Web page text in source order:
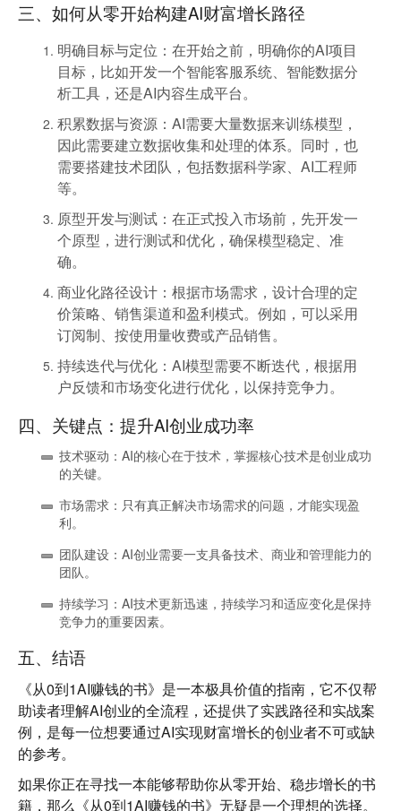
三、如何从零开始构建AI财富增长路径
明确目标与定位 ：在开始之前，明确你的AI项目
目标，比如开发一个智能客服系统、智能数据分
析工具，还是AI内容生成平台。
积累数据与资源 ：AI需要大量数据来训练模型，
因此需要建立数据收集和处理的体系。同时，也
需要搭建技术团队，包括数据科学家、AI工程师
等。
原型开发与测试 ：在正式投入市场前，先开发一
个原型，进行测试和优化，确保模型稳定、准
确。
商业化路径设计 ：根据市场需求，设计合理的定
价策略、销售渠道和盈利模式。例如，可以采用
订阅制、按使用量收费或产品销售。
持续迭代与优化 ：AI模型需要不断迭代，根据用
户反馈和市场变化进行优化，以保持竞争力。
四、关键点：提升AI创业成功率
技术驱动 ：AI的核心在于技术，掌握核心技术是创业成功
的关键。
市场需求 ：只有真正解决市场需求的问题，才能实现盈
利。
团队建设 ：AI创业需要一支具备技术、商业和管理能力的
团队。
持续学习 ：AI技术更新迅速，持续学习和适应变化是保持
竞争力的重要因素。
五、结语
《从0到1AI赚钱的书》是一本极具价值的指南，它不仅帮
助读者理解AI创业的全流程，还提供了实践路径和实战案
例，是每一位想要通过AI实现财富增长的创业者不可或缺
的参考。
如果你正在寻找一本能够帮助你从零开始、稳步增长的书
籍，那么《从0到1AI赚钱的书》无疑是一个理想的选择。